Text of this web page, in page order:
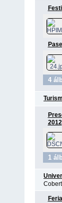
4
2012
1